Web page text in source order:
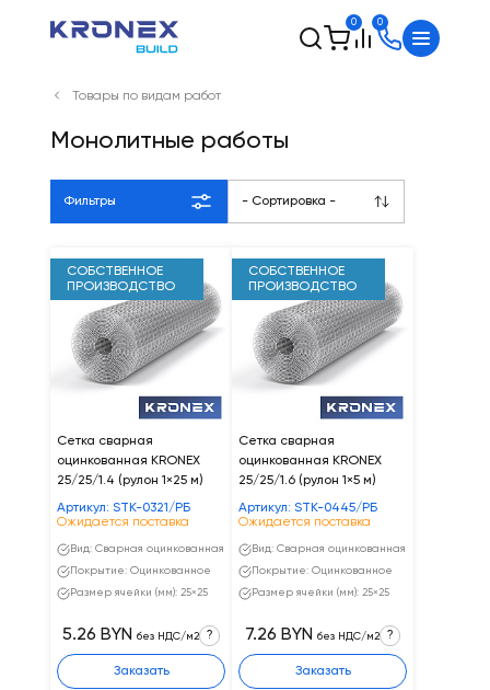
0 0
Товары по видам работ
Монолитные работы
Фильтры - Сортировка -
СОБСТВЕННОЕ
ПРОИЗВОДСТВО
Сетка сварная
оцинкованная KRONEX
25/25/1.4 (рулон 1×25 м)
Артикул: STK-0321/РБ
Ожидается поставка
Вид: Сварная оцинкованная
Покрытие: Оцинкованное
Размер ячейки (мм): 25×25
5.26 BYN без НДС/м2 ?
Заказать
СОБСТВЕННОЕ
ПРОИЗВОДСТВО
Сетка сварная
оцинкованная KRONEX
25/25/1.6 (рулон 1×5 м)
Артикул: STK-0445/РБ
Ожидается поставка
Вид: Сварная оцинкованная
Покрытие: Оцинкованное
Размер ячейки (мм): 25×25
7.26 BYN без НДС/м2 ?
Заказать